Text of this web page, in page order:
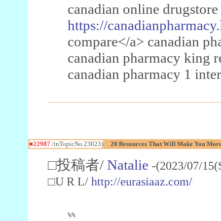
canadian online
https://
compare</a> canadian
canadian pharmacy king
canadian pharmacy 1
■22987/inTopicNo.23023) 20 Resources That Will Make You
□投稿者/ Natalie -(2023/07/
□U R L/ http://eurasiaaz.com/
%%